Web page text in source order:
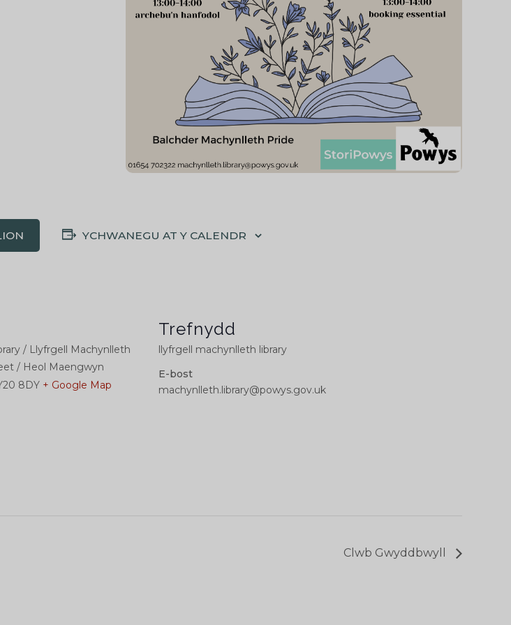
YCHWANEGU AT Y CALENDR
/ Llyfrgell Machynlleth
/ Heol Maengwyn
8DY + Google Map
Trefnydd
llyfrgell machynlleth library
E-bost
machynlleth.library@powys.gov.uk
Clwb Gwyddbwyll